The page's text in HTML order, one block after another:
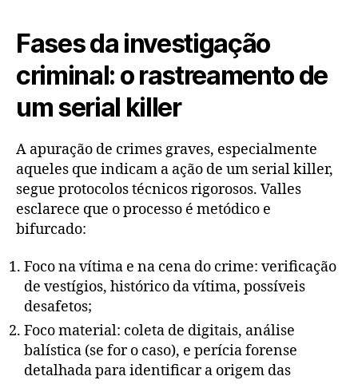
Fases da investigação
criminal: o rastreamento de
um serial killer
A apuração de crimes graves, especialmente
aqueles que indicam a ação de um serial killer,
segue protocolos técnicos rigorosos. Valles
esclarece que o processo é metódico e
bifurcado:
Foco na vítima e na cena do crime: verificação
de vestígios, histórico da vítima, possíveis
desafetos;
Foco material: coleta de digitais, análise
balística (se for o caso), e perícia forense
detalhada para identificar a origem das